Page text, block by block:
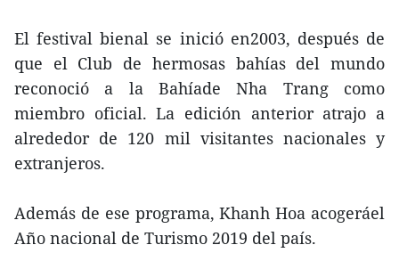
El festival bienal se inició en2003, después de
que el Club de hermosas bahías del mundo
reconoció a la Bahíade Nha Trang como
miembro oficial. La edición anterior atrajo a
alrededor de 120 mil visitantes nacionales y
extranjeros.
Además de ese programa, Khanh Hoa acogeráel
Año nacional de Turismo 2019 del país.